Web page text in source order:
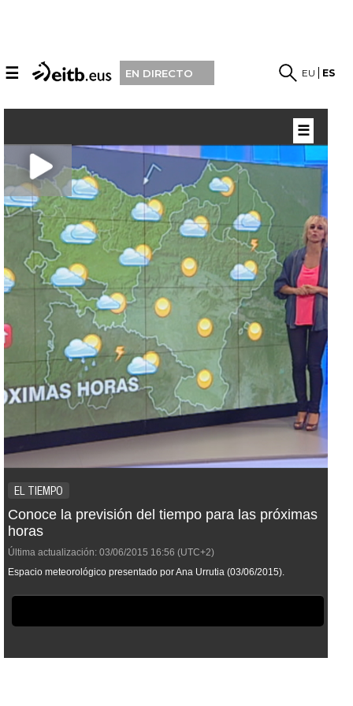
☰ EN DIRECTO EU ES
EL TIEMPO
Conoce la previsión del tiempo para las próximas
horas
Última actualización: 03/06/2015 16:56 (UTC+2)
Espacio meteorológico presentado por Ana Urrutia (03/06/2015).
☰